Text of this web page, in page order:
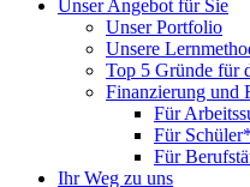
Unser Angebot für Sie
Unser Portfolio
Unsere
Top 5 Gründe für
Finanzierung und
Für
Für
Für
Ihr Weg zu uns